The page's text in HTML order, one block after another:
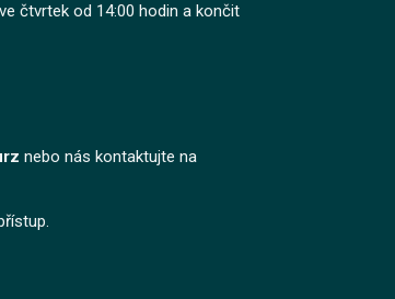
čtvrtek od 14:00 hodin a končit
nebo nás kontaktujte na